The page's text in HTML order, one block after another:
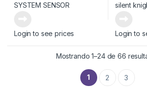
SYSTEM SENSOR
Login to see prices
silent
Login to
Mostrando 1–24 de 66
1 2 3